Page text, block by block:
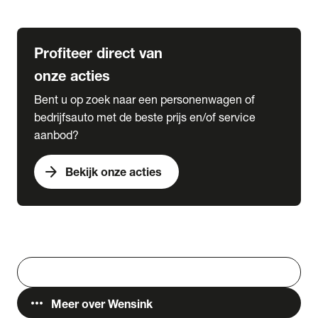
Profiteer direct van
onze acties
Bent u op zoek naar een personenwagen of
bedrijfsauto met de beste prijs en/of service
aanbod?
arrow_forward Bekijk onze acties
more_horiz Meer over Wensink